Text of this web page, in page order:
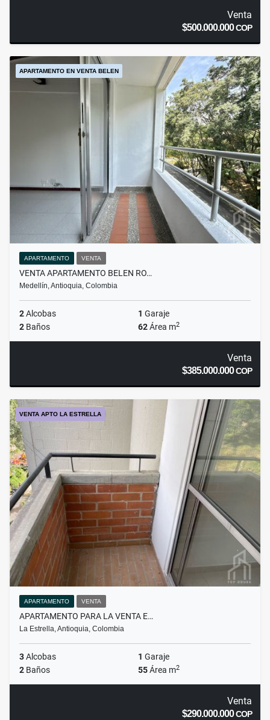
Venta
$500.000.000COP
APARTAMENTO EN VENTA BELEN
APARTAMENTO VENTA
VENTA APARTAMENTO BELEN RO…
Medellín, Antioquia, Colombia
2Alcobas 1 Garaje
2 Baños 62Área m2
Venta
$385.000.000COP
VENTA APTO LA ESTRELLA
APARTAMENTO VENTA
APARTAMENTO PARA LA VENTA E…
La Estrella, Antioquia, Colombia
3Alcobas 1 Garaje
2 Baños 55Área m2
Venta
$290.000.000COP